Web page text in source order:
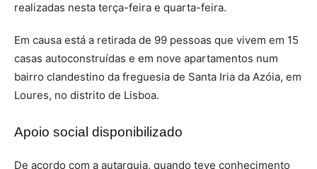
realizadas nesta terça-feira e quarta-feira.
Em causa está a retirada de 99 pessoas que vivem em 15
casas autoconstruídas e em nove apartamentos num
bairro clandestino da freguesia de Santa Iria da Azóia, em
Loures, no distrito de Lisboa.
Apoio social disponibilizado
De acordo com a autarquia, quando teve conhecimento